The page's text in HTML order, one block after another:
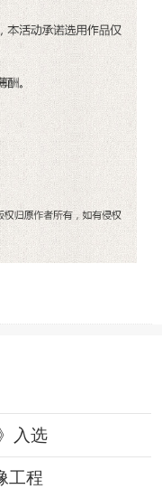
入选
工程